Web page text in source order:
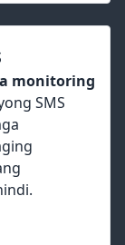
monitoring
SMS